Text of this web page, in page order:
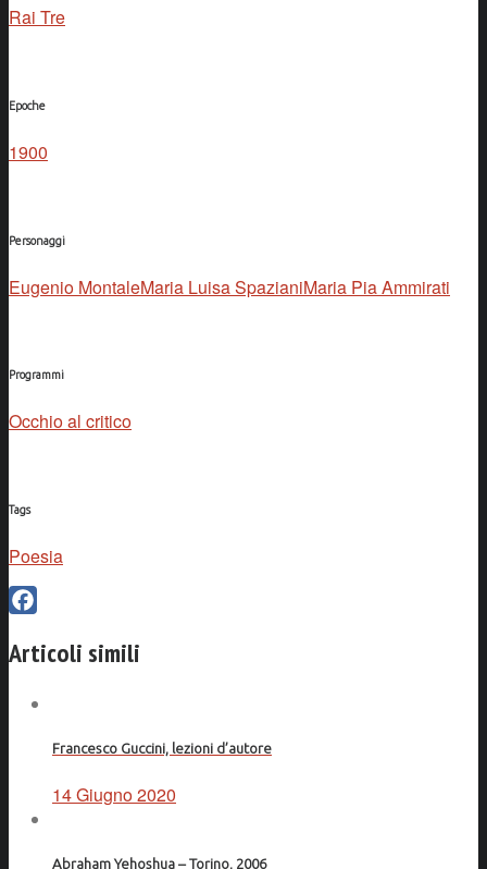
Rai Tre
Epoche
1900
Personaggi
Eugenio MontaleMaria Luisa SpazianiMaria Pia Ammirati
Programmi
Occhio al critico
Tags
Poesia
Articoli simili
Francesco Guccini, lezioni d’autore
14 Giugno 2020
Abraham Yehoshua – Torino, 2006